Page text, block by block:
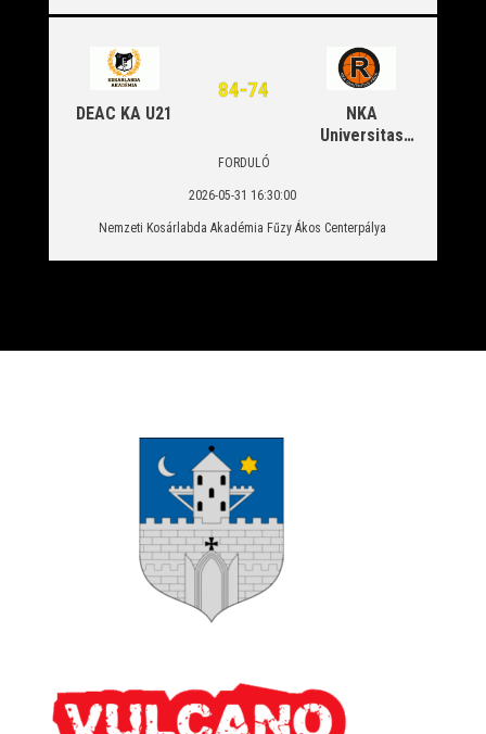
DEAC KA U21
84-74
NKA
Universitas
FORDULÓ
2026-05-31 16:30:00
Nemzeti Kosárlabda Akadémia Fűzy Ákos Centerpálya